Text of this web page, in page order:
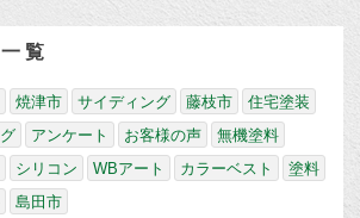
覧
焼津市 サイディング 藤枝市
住宅塗装
アンケート お客様の声
無機塗料
シリコン WBアート カラーベスト
塗料
島田市